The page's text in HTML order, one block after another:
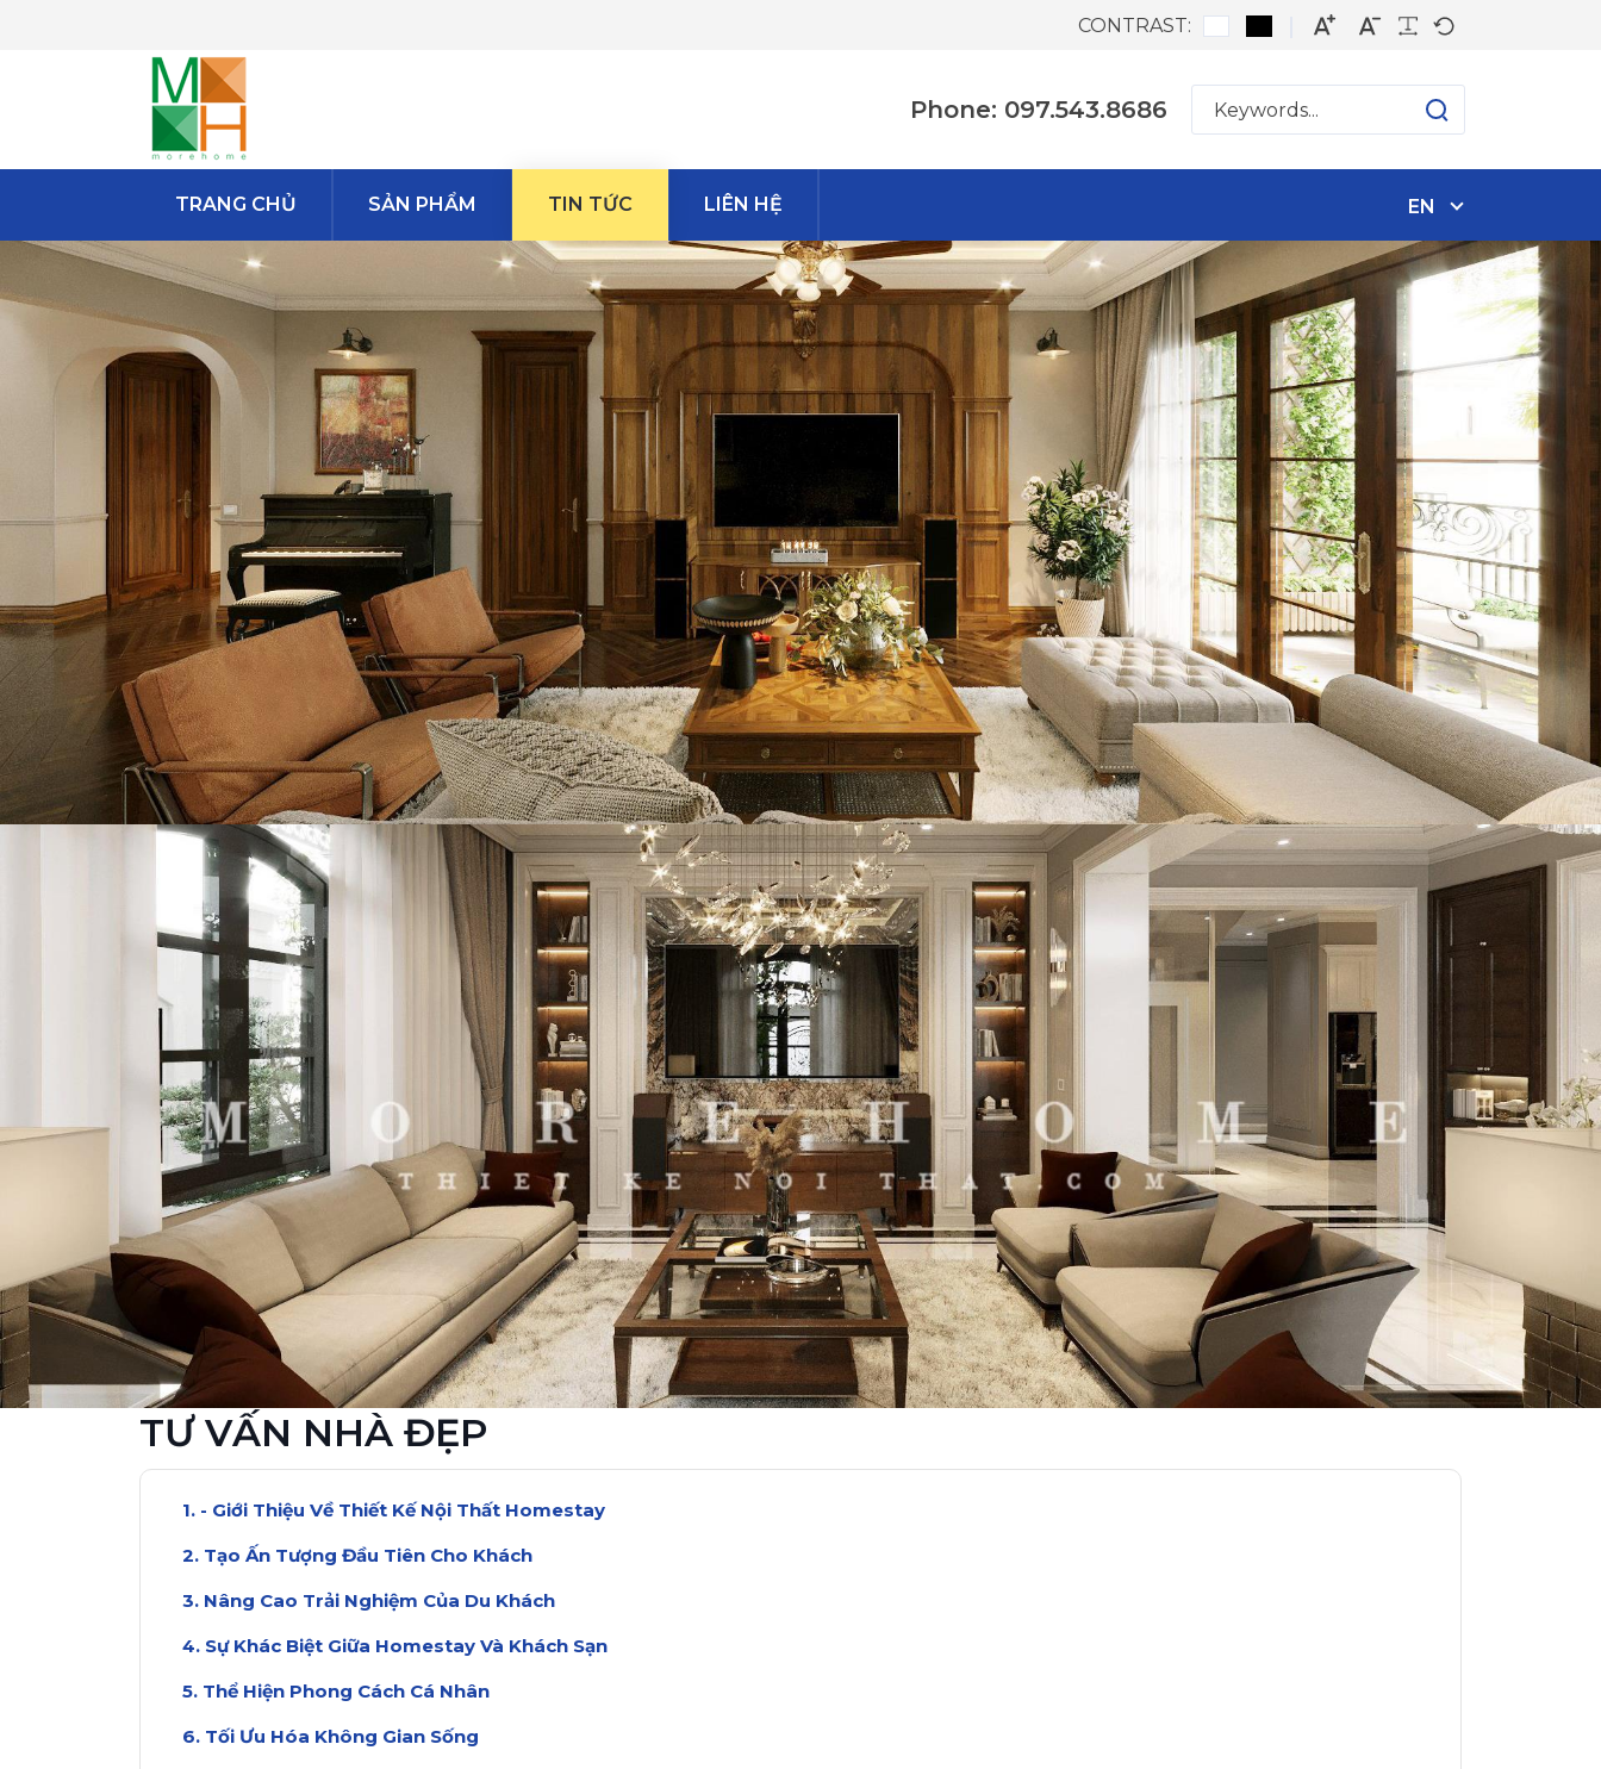
CONTRAST:
Phone: 097.543.8686
TRANG CHỦ SẢN PHẨM TIN TỨC LIÊN HỆ EN
TƯ VẤN NHÀ ĐẸP
- Giới Thiệu Về Thiết Kế Nội Thất Homestay
Tạo Ấn Tượng Đầu Tiên Cho Khách
Nâng Cao Trải Nghiệm Của Du Khách
Sự Khác Biệt Giữa Homestay Và Khách Sạn
Thể Hiện Phong Cách Cá Nhân
Tối Ưu Hóa Không Gian Sống